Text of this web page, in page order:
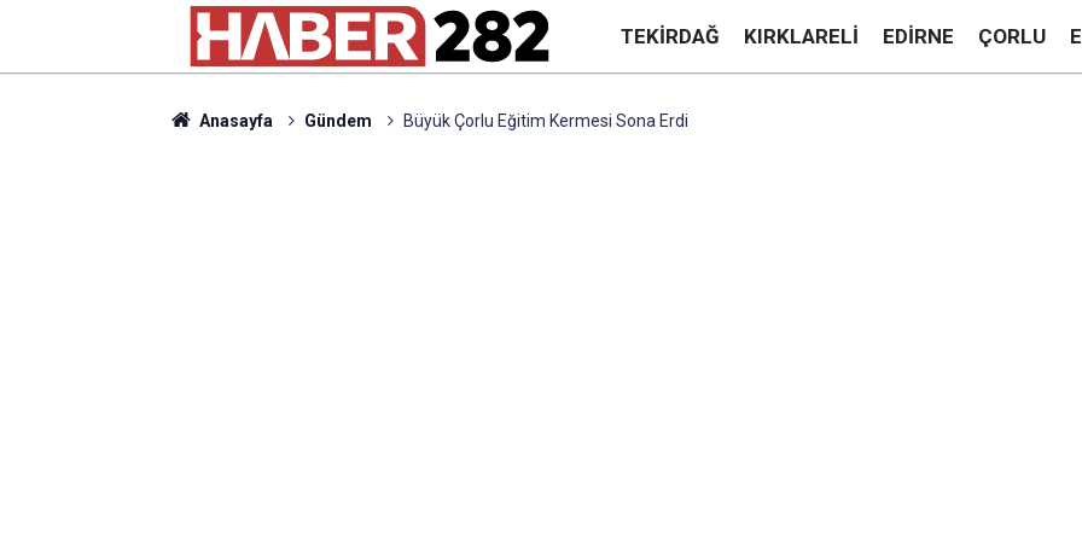
TEKIRDAĞ KIRKLARELI EDIRNE ÇORLU
Anasayfa Gündem Büyük Çorlu Eğitim Kermesi Sona Erdi